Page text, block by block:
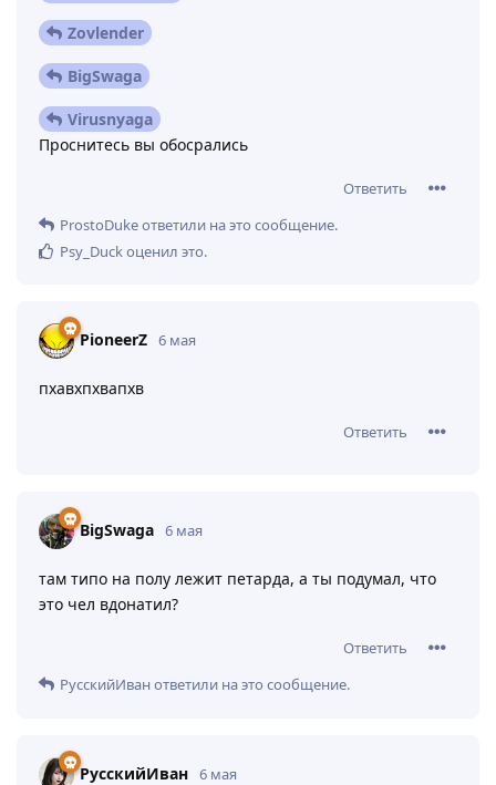
Zovlender
BigSwaga
Virusnyaga
Проснитесь вы обосрались
Ответить
ProstoDukeответили на это сообщение.
Psy_Duckоценил это.
PioneеrZ 6 мая
пхавхпхвапхв
Ответить
BigSwaga 6 мая
там типо на полу лежит петарда, а ты подумал, что
это чел вдонатил?
Ответить
РусскийИванответили на это сообщение.
РусскийИван 6 мая